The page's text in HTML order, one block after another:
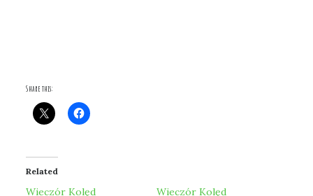
Share this:
Related
Wieczór Kolęd
Wieczór Kolęd